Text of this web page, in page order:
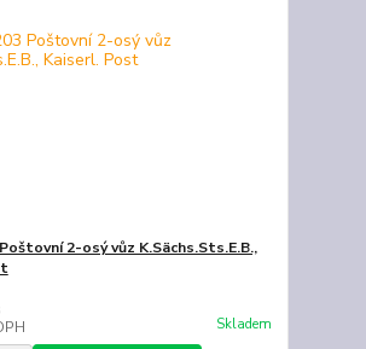
2-osý vůz K.Sächs.Sts.E.B.,
Skladem